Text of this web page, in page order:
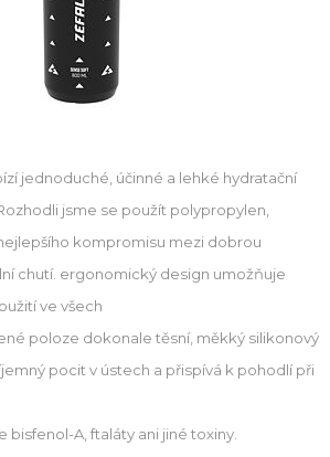
jednoduché, účinné a lehké hydratační
jsme se použít polypropylen,
kompromisu mezi dobrou
chutí. ergonomický design umožňuje
ve všech
poloze dokonale těsní, měkký silikonový
pocit v ústech a přispívá k pohodlí při
bisfenol-A, ftaláty ani jiné toxiny.